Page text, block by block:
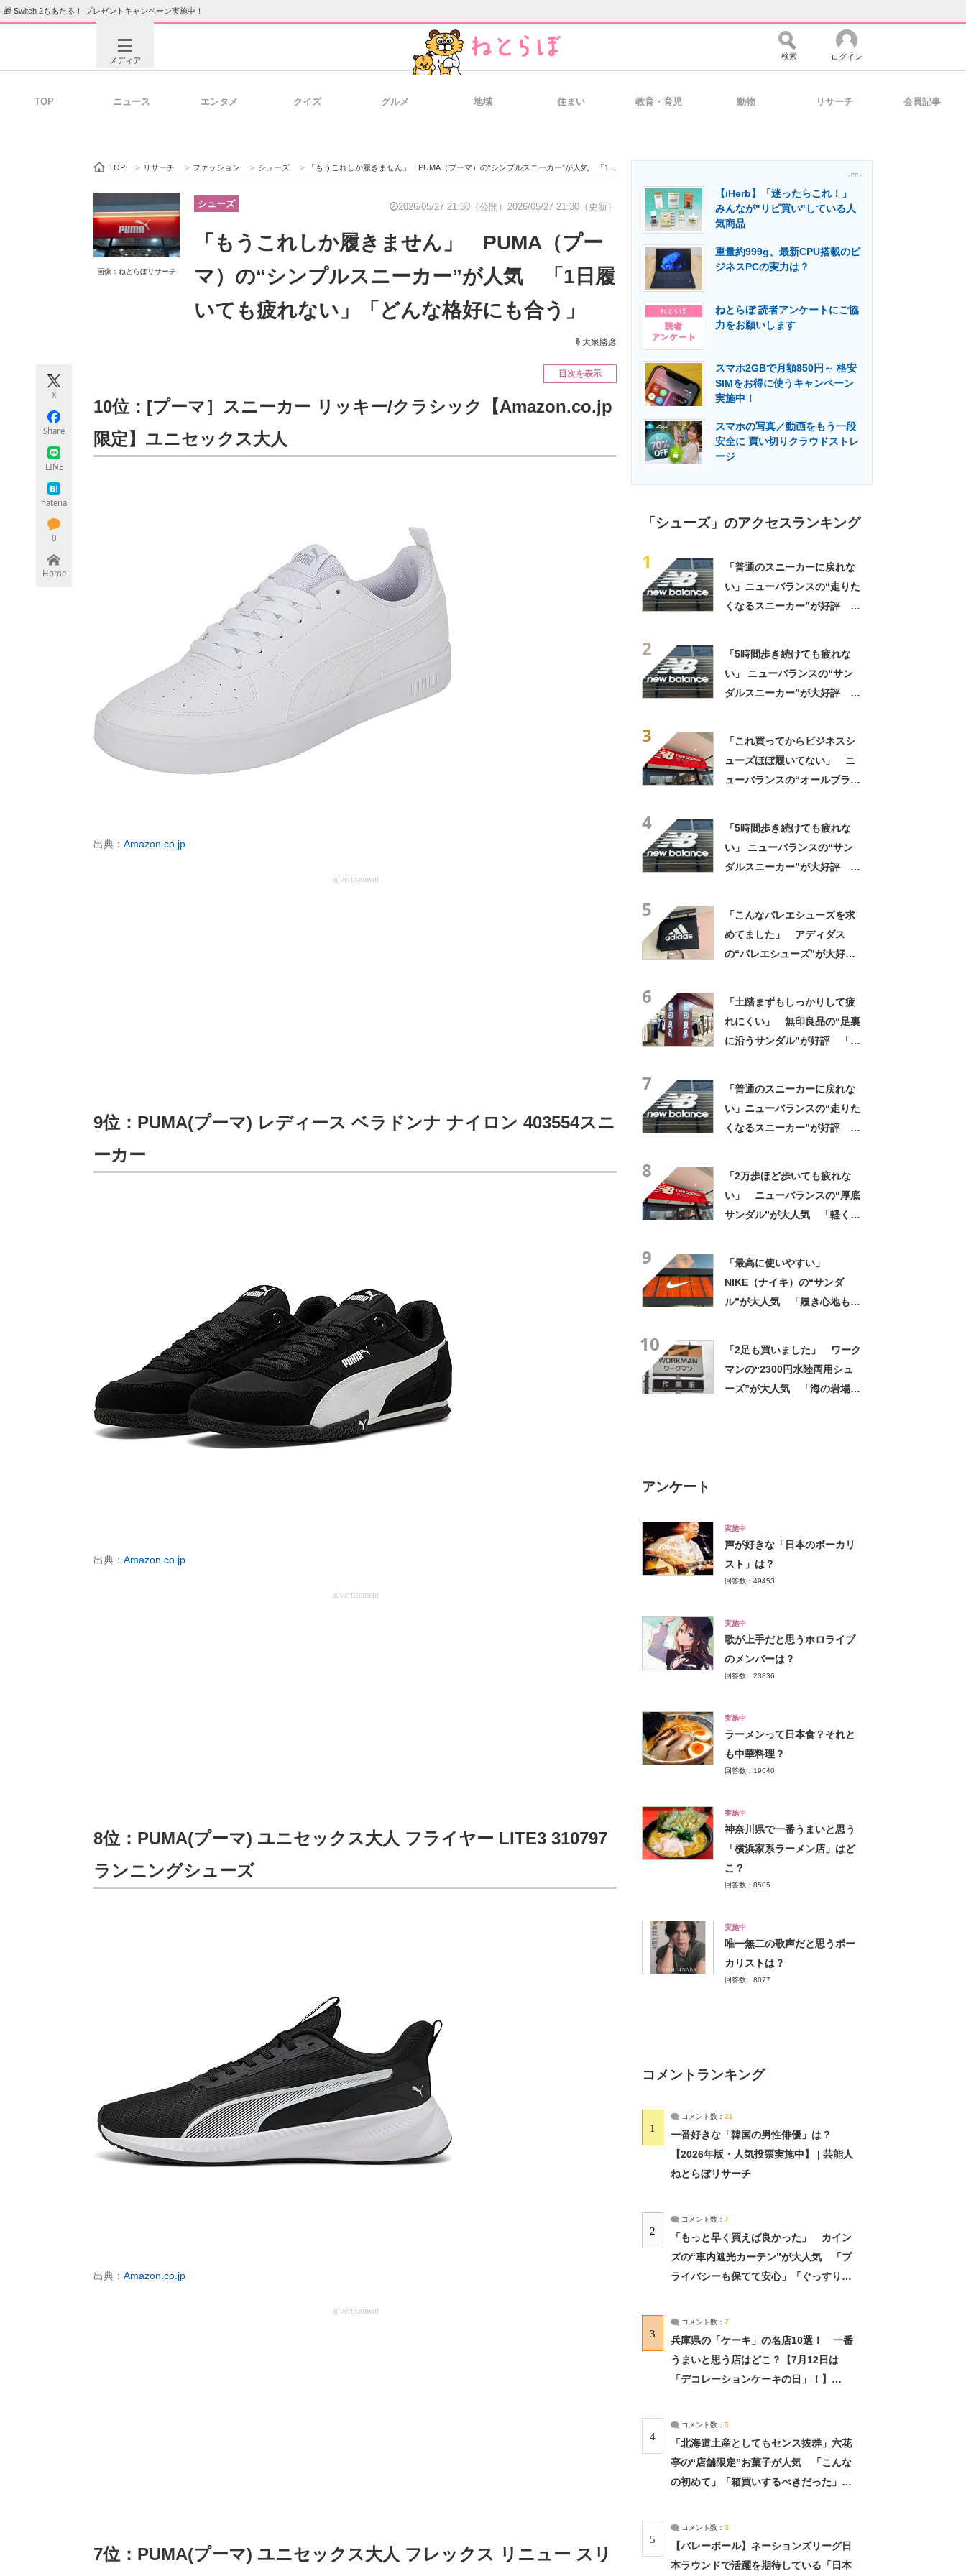
🎁 Switch 2もあたる！ プレゼントキャンペーン実施中！
メディア
ビジネスと働き方のヒント 経営リーダーのコミュニティ マーケ×ITの今がよく分かる
企業向けIT製品の総合サイト 製造業のIT導入・活用を支援
エネルギーの専門メディア 建設×テクノロジーの最前線
ちょっと気になるネットの話題
検索 ログイン
TOP ニュース エンタメ クイズ グルメ 地域 住まい 教育・育児 動物 リサーチ 会員記事
TOP > リサーチ > ファッション > シューズ > 「もうこれしか履きません」 PUMA（プーマ）の“シンプルスニーカー”が人気 「1日履いても疲れない」「どんな格好にも合う」
画像：ねとらぼリサーチ
シューズ 2026/05/27 21:30（公開） 2026/05/27 21:30（更新）
「もうこれしか履きません」 PUMA（プー
マ）の“シンプルスニーカー”が人気 「1日履
いても疲れない」「どんな格好にも合う」
大泉勝彦
X
Share
LINE
hatena
0
Home
目次を表示
10位：[プーマ］スニーカー リッキー/クラシック【Amazon.co.jp
限定】ユニセックス大人
出典： Amazon.co.jp
advertisement
9位：PUMA(プーマ) レディース ベラドンナ ナイロン 403554スニ
ーカー
出典： Amazon.co.jp
advertisement
8位：PUMA(プーマ) ユニセックス大人 フライヤー LITE3 310797
ランニングシューズ
出典： Amazon.co.jp
advertisement
7位：PUMA(プーマ) ユニセックス大人 フレックス リニュー スリ
- PR -
【iHerb】「迷ったらこれ！」
みんなが"リピ買い"している人
気商品
重量約999g、最新CPU搭載のビ
ジネスPCの実力は？
ねとらぼ 読者アンケートにご協
力をお願いします
スマホ2GBで月額850円～ 格安
SIMをお得に使うキャンペーン
実施中！
スマホの写真／動画をもう一段
安全に 買い切りクラウドストレ
ージ
「シューズ」のアクセスランキング
1
「普通のスニーカーに戻れな
い」ニューバランスの“走りた
くなるスニーカー”が好評
2
「5時間歩き続けても疲れな
い」 ニューバランスの“サン
ダルスニーカー”が大好評
3
「これ買ってからビジネスシ
ューズほぼ履いてない」 ニ
ューバランスの“オールブラッ
4
「5時間歩き続けても疲れな
い」 ニューバランスの“サン
ダルスニーカー”が大好評
5
「こんなバレエシューズを求
めてました」 アディダス
の“バレエシューズ”が大好
6
「土踏まずもしっかりして疲
れにくい」 無印良品の“足裏
に沿うサンダル”が好評 「履
7
「普通のスニーカーに戻れな
い」ニューバランスの“走りた
くなるスニーカー”が好評
8
「2万歩ほど歩いても疲れな
い」 ニューバランスの“厚底
サンダル”が大人気 「軽くて
9
「最高に使いやすい」
NIKE（ナイキ）の“サンダ
ル”が大人気 「履き心地もク
10
「2足も買いました」 ワーク
マンの“2300円水陸両用シュ
ーズ”が大人気 「海の岩場で
アンケート
実施中
声が好きな「日本のボーカリ
スト」は？
回答数：49453
実施中
歌が上手だと思うホロライブ
のメンバーは？
回答数：23836
実施中
ラーメンって日本食？それと
も中華料理？
回答数：19640
実施中
神奈川県で一番うまいと思う
「横浜家系ラーメン店」はど
こ？
回答数：8505
実施中
唯一無二の歌声だと思うボー
カリストは？
回答数：8077
コメントランキング
1
コメント数： 21
一番好きな「韓国の男性俳優」は？
【2026年版・人気投票実施中】 | 芸能人
ねとらぼリサーチ
2
コメント数： 7
「もっと早く買えば良かった」 カイン
ズの“車内遮光カーテン”が大人気 「プ
ライバシーも保てて安心」「ぐっすり眠
3
コメント数： 7
兵庫県の「ケーキ」の名店10選！ 一番
うまいと思う店はどこ？【7月12日は
「デコレーションケーキの日」！】
4
コメント数： 5
「北海道土産としてもセンス抜群」六花
亭の“店舗限定”お菓子が人気 「こんな
の初めて」「箱買いするべきだった」
5
コメント数： 3
【バレーボール】ネーションズリーグ日
本ラウンドで活躍を期待している「日本